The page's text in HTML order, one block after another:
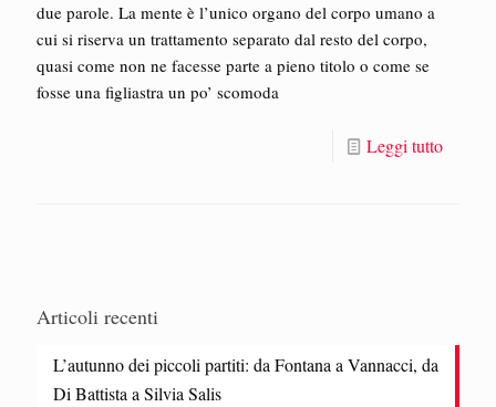
due parole. La mente è l’unico organo del corpo umano a
cui si riserva un trattamento separato dal resto del corpo,
quasi come non ne facesse parte a pieno titolo o come se
fosse una figliastra un po’ scomoda
Leggi tutto
Articoli recenti
L’autunno dei piccoli partiti: da Fontana a Vannacci, da
Di Battista a Silvia Salis